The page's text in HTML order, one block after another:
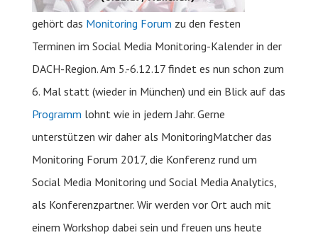
gehört das Monitoring Forum zu den festen
Terminen im Social Media Monitoring-Kalender in der
DACH-Region. Am 5.-6.12.17 findet es nun schon zum
6. Mal statt (wieder in München) und ein Blick auf das
Programm lohnt wie in jedem Jahr. Gerne
unterstützen wir daher als MonitoringMatcher das
Monitoring Forum 2017, die Konferenz rund um
Social Media Monitoring und Social Media Analytics,
als Konferenzpartner. Wir werden vor Ort auch mit
einem Workshop dabei sein und freuen uns heute